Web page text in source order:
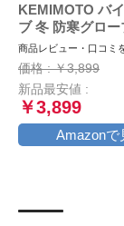
KEMIMOTO バ
ブ 冬 防寒グロー
冬用グローブ オ
ローブ 春/秋/冬
裏起毛 防風 風止
ョン付き 滑り止
ク L
商品レビュー・口コミ
価格 : ￥3,899
新品最安値 :
￥3,899
Amazonで